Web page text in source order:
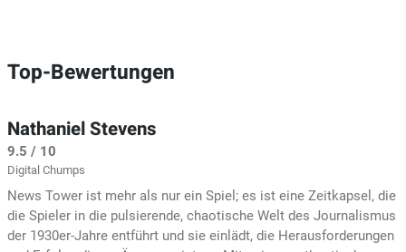
Top-Bewertungen
Nathaniel Stevens
9.5 / 10
Digital Chumps
News Tower ist mehr als nur ein Spiel; es ist eine Zeitkapsel, die
die Spieler in die pulsierende, chaotische Welt des Journalismus
der 1930er-Jahre entführt und sie einlädt, die Herausforderungen